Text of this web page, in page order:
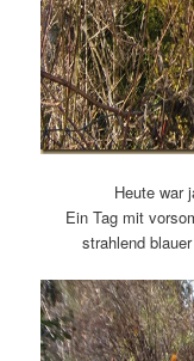
Heute war
Ein Tag mit
strahlend